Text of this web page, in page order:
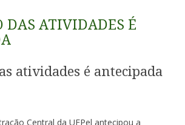
DAS ATIVIDADES É
atividades é antecipada
Central da UFPel antecipou a